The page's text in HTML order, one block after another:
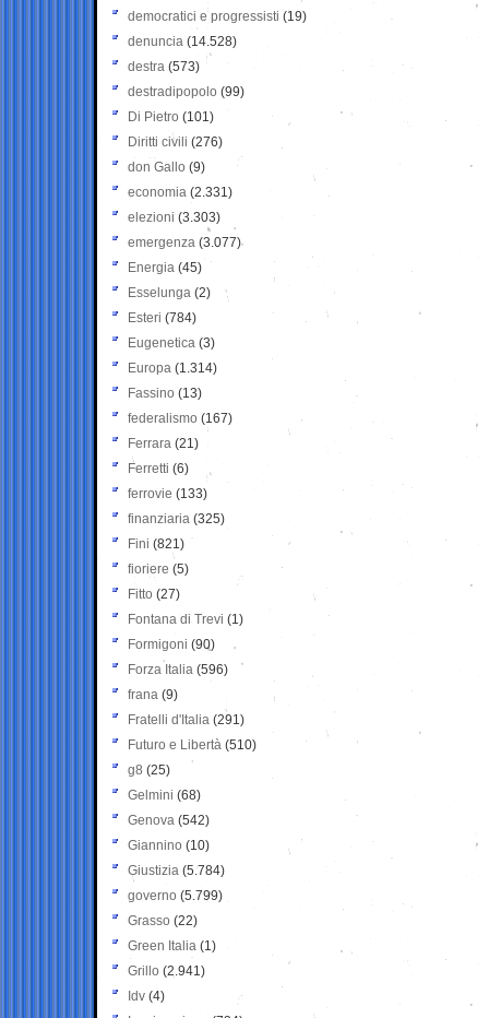
democratici e progressisti (19)
denuncia (14.528)
destra (573)
destradipopolo (99)
Di Pietro (101)
Diritti civili (276)
don Gallo (9)
economia (2.331)
elezioni (3.303)
emergenza (3.077)
Energia (45)
Esselunga (2)
Esteri (784)
Eugenetica (3)
Europa (1.314)
Fassino (13)
federalismo (167)
Ferrara (21)
Ferretti (6)
ferrovie (133)
finanziaria (325)
Fini (821)
fioriere (5)
Fitto (27)
Fontana di Trevi (1)
Formigoni (90)
Forza Italia (596)
frana (9)
Fratelli d'Italia (291)
Futuro e Libertà (510)
g8 (25)
Gelmini (68)
Genova (542)
Giannino (10)
Giustizia (5.784)
governo (5.799)
Grasso (22)
Green Italia (1)
Grillo (2.941)
Idv (4)